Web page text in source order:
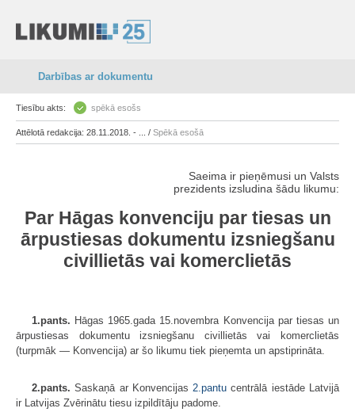
Darbības ar dokumentu
Tiesību akts: spēkā esošs
Attēlotā redakcija: 28.11.2018. - ... / Spēkā esošā
Saeima ir pieņēmusi un Valsts
prezidents izsludina šādu likumu:
Par Hāgas konvenciju par tiesas un
ārpustiesas dokumentu izsniegšanu
civillietās vai komerclietās
1.pants. Hāgas 1965.gada 15.novembra Konvencija par tiesas un
ārpustiesas dokumentu izsniegšanu civillietās vai komerclietās
(turpmāk — Konvencija) ar šo likumu tiek pieņemta un apstiprināta.
2.pants. Saskaņā ar Konvencijas 2.pantu centrālā iestāde Latvijā
ir Latvijas Zvērinātu tiesu izpildītāju padome.